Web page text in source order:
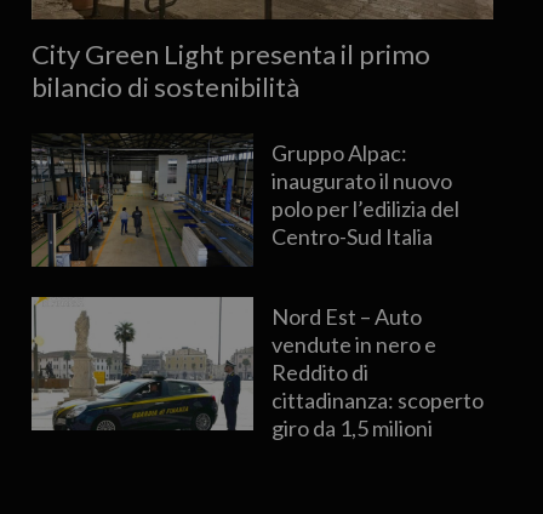
City Green Light presenta il primo
bilancio di sostenibilità
Gruppo Alpac:
inaugurato il nuovo
polo per l’edilizia del
Centro-Sud Italia
Nord Est – Auto
vendute in nero e
Reddito di
cittadinanza: scoperto
giro da 1,5 milioni